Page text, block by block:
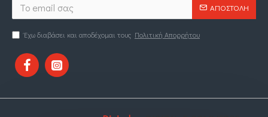
ΑΠΟΣΤΟΛΉ
Έχω διαβάσει και αποδέχομαι τους Πολιτική Απορρήτου